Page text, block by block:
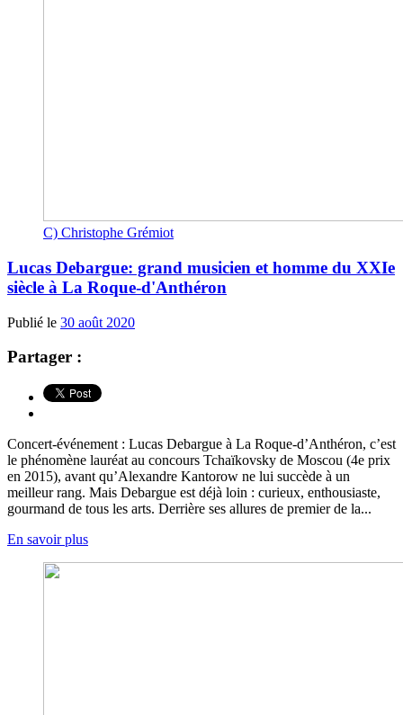
C) Christophe Grémiot
Lucas Debargue: grand musicien et homme du XXIe
siècle à La Roque-d'Anthéron
Publié le 30 août 2020
Partager :
Concert-événement : Lucas Debargue à La Roque-d’Anthéron, c’est
le phénomène lauréat au concours Tchaïkovsky de Moscou (4e prix
en 2015), avant qu’Alexandre Kantorow ne lui succède à un
meilleur rang. Mais Debargue est déjà loin : curieux, enthousiaste,
gourmand de tous les arts. Derrière ses allures de premier de la...
En savoir plus